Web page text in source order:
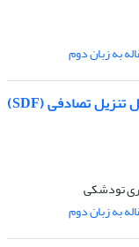
به زبان دوم
آزمون الگوی قیمت‌گذاری دارایی بر اساس عامل تنزیل تصادفی (SDF)
تودشکی
به زبان دوم